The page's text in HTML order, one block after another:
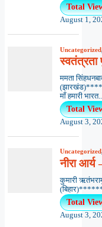
Total
August 1,
Uncategorized
स्वतंत्रता
ममता
माँ हमारी
Total
August 3,
Uncategorized
नीरा
कुमारी
Total
August 3,